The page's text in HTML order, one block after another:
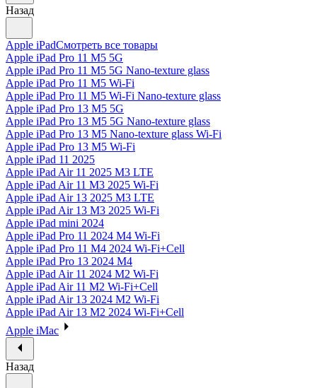
Назад
Apple iPadСмотреть все товары
Apple iPad Pro 11 M5 5G
Apple iPad Pro 11 M5 5G Nano-texture glass
Apple iPad Pro 11 M5 Wi-Fi
Apple iPad Pro 11 M5 Wi-Fi Nano-texture glass
Apple iPad Pro 13 M5 5G
Apple iPad Pro 13 M5 5G Nano-texture glass
Apple iPad Pro 13 M5 Nano-texture glass Wi-Fi
Apple iPad Pro 13 M5 Wi-Fi
Apple iPad 11 2025
Apple iPad Air 11 2025 M3 LTE
Apple iPad Air 11 M3 2025 Wi-Fi
Apple iPad Air 13 2025 M3 LTE
Apple iPad Air 13 M3 2025 Wi-Fi
Apple iPad mini 2024
Apple iPad Pro 11 2024 M4 Wi-Fi
Apple iPad Pro 11 M4 2024 Wi-Fi+Cell
Apple iPad Pro 13 2024 M4
Apple iPad Air 11 2024 M2 Wi-Fi
Apple iPad Air 11 M2 Wi-Fi+Cell
Apple iPad Air 13 2024 M2 Wi-Fi
Apple iPad Air 13 M2 2024 Wi-Fi+Cell
Apple iMac
Назад